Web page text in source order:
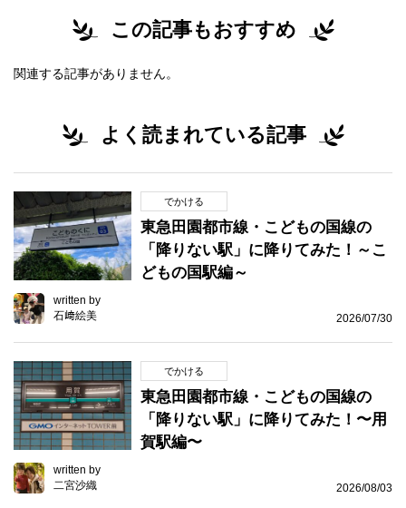
この記事もおすすめ
関連する記事がありません。
よく読まれている記事
でかける
東急田園都市線・こどもの国線の
「降りない駅」に降りてみた！～こ
どもの国駅編～
written by
石﨑絵美
2026/07/30
でかける
東急田園都市線・こどもの国線の
「降りない駅」に降りてみた！〜用
賀駅編〜
written by
二宮沙織
2026/08/03